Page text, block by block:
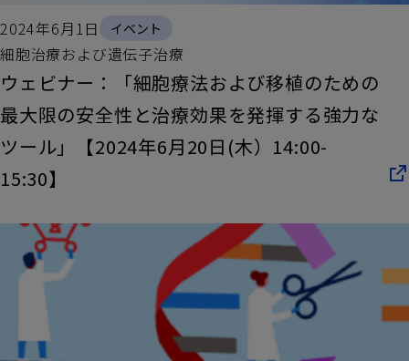
コーポレートサイト
個人情報の取り扱いについて
法律上の注意
Your Privacy Choices
クッキーポリシー
ウェビナー：「細胞療法および移植のための
最大限の安全性と治療効果を発揮する強力な
ツール」【2024年6月20日(木）14:00-
15:30】
2024年6月1日 イベント
細胞治療および遺伝子治療